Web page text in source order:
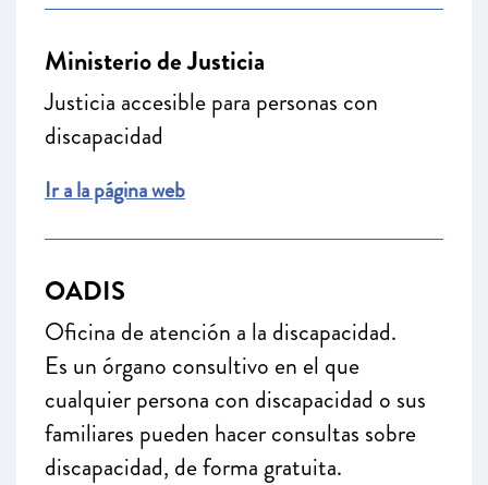
Ministerio de Justicia
Justicia accesible para personas con
discapacidad
Ir a la página web
OADIS
Oficina de atención a la discapacidad.
Es un órgano consultivo en el que
cualquier persona con discapacidad o sus
familiares pueden hacer consultas sobre
discapacidad, de forma gratuita.